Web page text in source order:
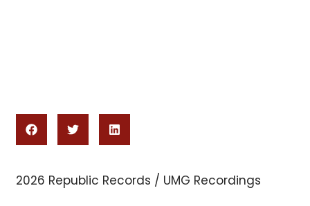
2026 Republic Records / UMG Recordings